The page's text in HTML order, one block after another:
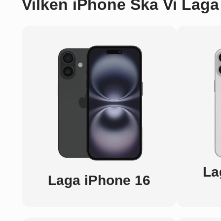
Vilken iPhone Ska Vi
Laga iPhone 16